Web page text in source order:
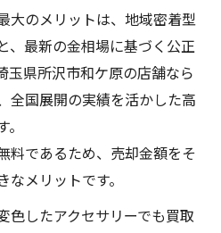
大のメリットは、地域密着型
、最新の金相場に基づく公正
玉県所沢市和ケ原の店舗なら
全国展開の実績を活かした高
料であるため、売却金額をそ
メリットです。
色したアクセサリーでも買取